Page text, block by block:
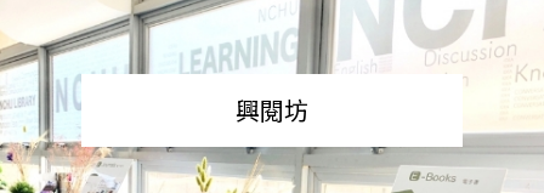
興閱坊